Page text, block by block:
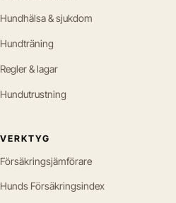
Hundhälsa & sjukdom
Hundträning
Regler & lagar
Hundutrustning
VERKTYG
Försäkringsjämförare
Hunds Försäkringsindex